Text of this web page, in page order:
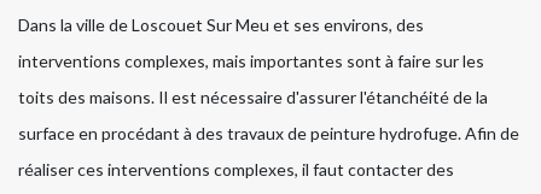
Dans la ville de Loscouet Sur Meu et ses environs, des
interventions complexes, mais importantes sont à faire sur les
toits des maisons. Il est nécessaire d'assurer l'étanchéité de la
surface en procédant à des travaux de peinture hydrofuge. Afin de
réaliser ces interventions complexes, il faut contacter des